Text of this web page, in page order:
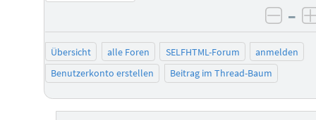
–
Übersicht alle Foren SELFHTML-Forum
anmelden
Benutzerkonto erstellen
Beitrag im Thread-Baum